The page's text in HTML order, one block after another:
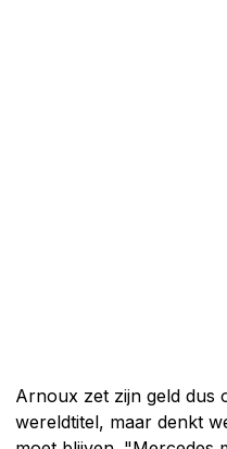
Arnoux zet zijn geld dus
wereldtitel, maar denkt